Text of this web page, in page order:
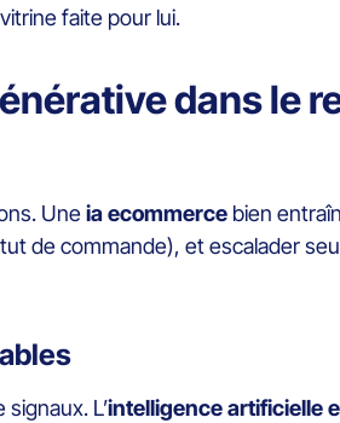
faite pour lui.
dans le
Uneia ecommerce bien
de commande), et escalader
L’intelligence artificielle